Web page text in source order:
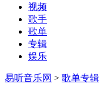
视频
歌手
歌单
专辑
娱乐
易听音乐网 > 歌单专辑